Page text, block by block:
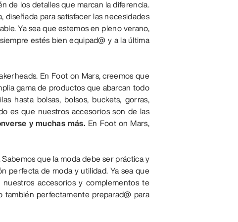
de los detalles que marcan la diferencia.
para satisfacer las necesidades
Ya sea que estemos en pleno verano,
estés bien equipad@ y a la última
En Foot on Mars, creemos que
gama de productos que abarcan todo
hasta bolsas, bolsos, buckets, gorras,
es que nuestros accesorios son de las
y muchas más. En Foot on Mars,
que la moda debe ser práctica y
perfecta de moda y utilidad. Ya sea que
accesorios y complementos te
también perfectamente preparad@ para